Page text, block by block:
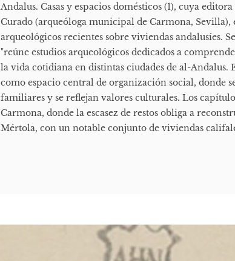
Andalus. Casas y espacios domésticos (1), cuya
Curado (arqueóloga municipal de Carmona, Sevilla),
arqueológicos recientes sobre viviendas andalusíes.
"reúne estudios arqueológicos dedicados a
la vida cotidiana en distintas ciudades de al-Andalus.
como espacio central de organización social, donde
familiares y se reflejan valores culturales. Los
Carmona, donde la escasez de restos obliga a
Mértola, con un notable conjunto de viviendas